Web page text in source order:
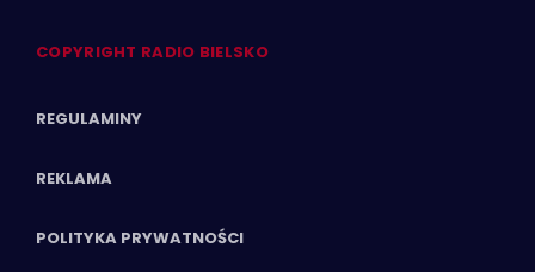
COPYRIGHT RADIO BIELSKO
REGULAMINY
REKLAMA
POLITYKA PRYWATNOŚCI